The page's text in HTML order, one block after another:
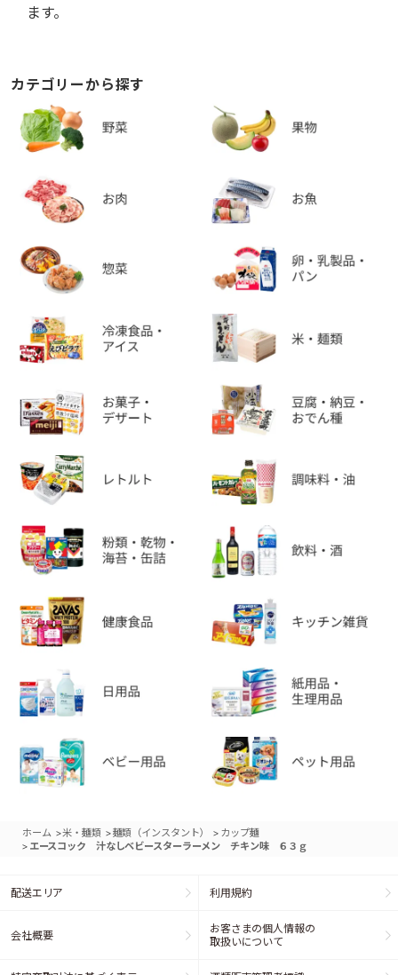
ます。
カテゴリーから探す
ホーム >米・麺類 >麺類（インスタント） > カップ麺
> エースコック 汁なしベビースターラーメン チキン味 ６３ｇ
配送エリア 利用規約
会社概要
お客さまの個人情報の
取扱いについて